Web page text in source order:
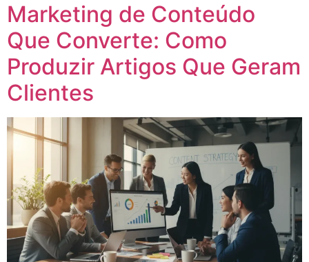
Marketing de Conteúdo
Que Converte: Como
Produzir Artigos Que Geram
Clientes